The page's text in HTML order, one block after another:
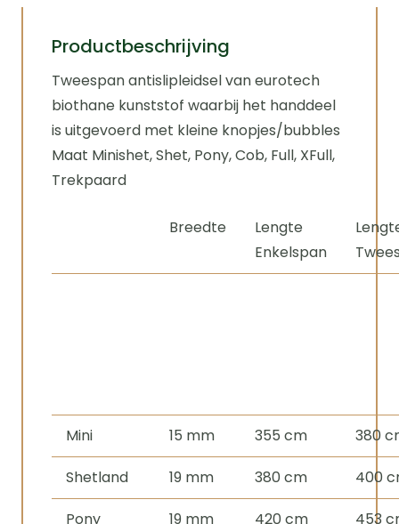
aantal
Productbeschrijving
Tweespan antislipleidsel van eurotech
biothane kunststof waarbij het handdeel
is uitgevoerd met kleine knopjes/bubbles
Maat Minishet, Shet, Pony, Cob, Full, XFull,
Trekpaard
Breedte
Lengte
Enkelspan
Mini 15 mm 355 cm 380
Shetland 19 mm 380 cm 400
Pony 19 mm 420 cm 453